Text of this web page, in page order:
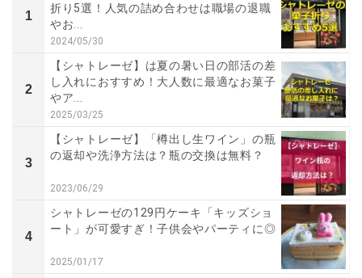
1
折り5選！人気の詰め合わせは職場の退職
やお...
2024/05/30
2
【シャトレーゼ】は夏の暑い日の部活の差
し入れにおすすめ！大人数に最適なお菓子
やア...
2025/03/25
3
【シャトレーゼ】「樽出し生ワイン」の瓶
の返却や洗浄方法は？瓶の交換は無料？
2023/06/29
4
シャトレーゼの129円ケーキ「キッズショ
ート」が可愛すぎ！子供会やパーティに◎
2025/01/17